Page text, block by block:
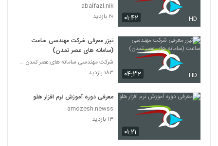
۰۱:۴۲ HD
abalfazl.nik
۲۰ بازدید
۰۴:۳۲ HD
تیزر معرفی شرکت مهندسی ساعت
(سامانه های عصر تمدن)
شرکت مهندسی سامانه های عصر تمدن (ساعت)
۱۸۳ بازدید
۰۱:۲۱
معرفی دوره آموزش نرم افزار هلو
amozesh.newss
۱۳ بازدید